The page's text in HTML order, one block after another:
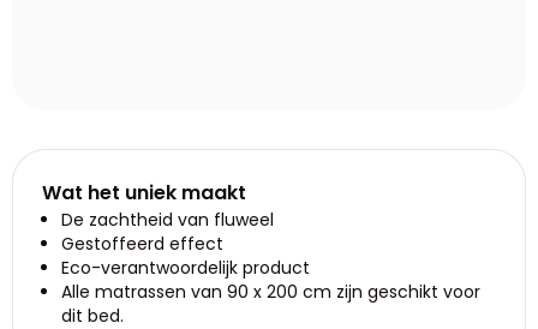
Wat het uniek maakt
De zachtheid van fluweel
Gestoffeerd effect
Eco-verantwoordelijk product
Alle matrassen van 90 x 200 cm zijn geschikt voor
dit bed.